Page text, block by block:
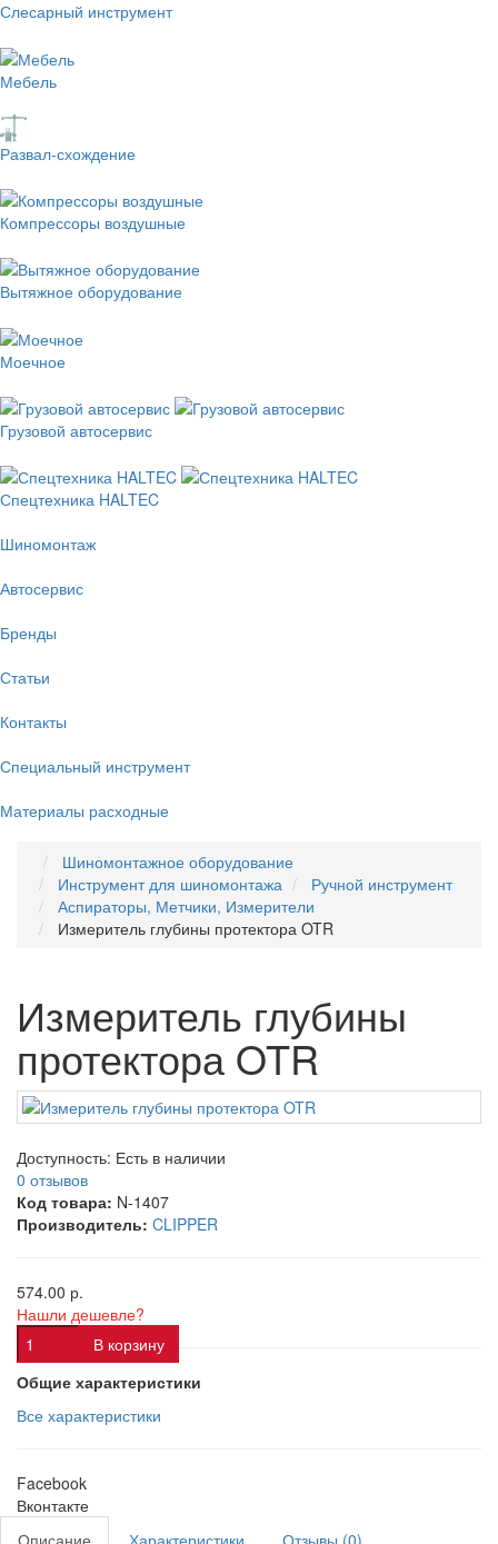
Слесарный инструмент
Мебель
Развал-схождение
Компрессоры воздушные
Вытяжное оборудование
Моечное
Грузовой автосервис
Спецтехника HALTEC
Шиномонтаж
Автосервис
Бренды
Статьи
Контакты
Специальный инструмент
Материалы расходные
Шиномонтажное оборудование
Инструмент для шиномонтажа
Ручной инструмент
Аспираторы, Метчики, Измерители
Измеритель глубины протектора OTR
Измеритель глубины
протектора OTR
Доступность: Есть в наличии
0 отзывов
Код товара: N-1407
Производитель: CLIPPER
574.00 р.
Нашли дешевле?
В корзину
Общие характеристики
Все характеристики
Facebook
Вконтакте
Описание
Характеристики Отзывы (0)